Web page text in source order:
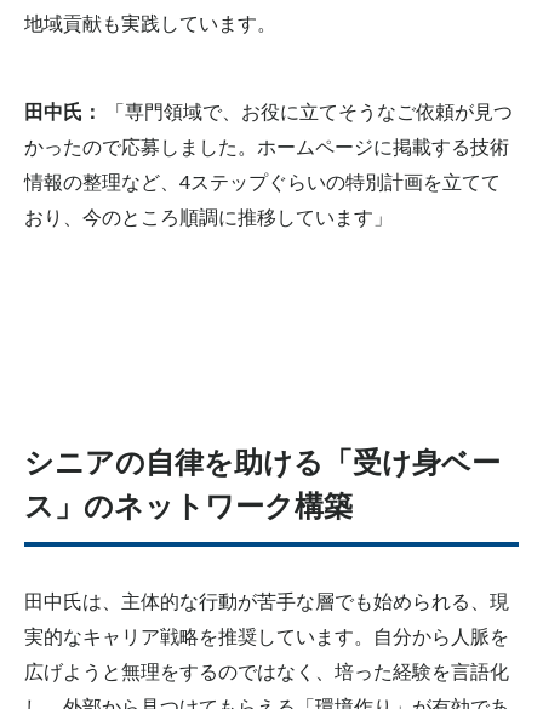
地域貢献も実践しています。
田中氏：
「専門領域で、お役に立てそうなご依頼が見つ
かったので応募しました。ホームページに掲載する技術
情報の整理など、4ステップぐらいの特別計画を立てて
おり、今のところ順調に推移しています」
シニアの自律を助ける「受け身ベー
ス」のネットワーク構築
田中氏は、主体的な行動が苦手な層でも始められる、現
実的なキャリア戦略を推奨しています。自分から人脈を
広げようと無理をするのではなく、培った経験を言語化